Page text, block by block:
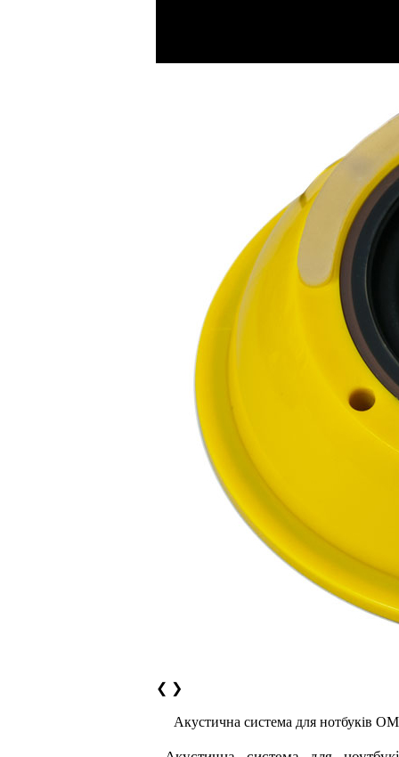
❮ ❯
Акустична система для нотбуків